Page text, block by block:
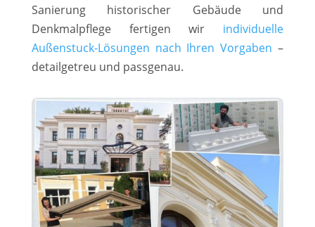
Sanierung historischer Gebäude und
Denkmalpflege fertigen wir individuelle
Außenstuck-Lösungen nach Ihren Vorgaben –
detailgetreu und passgenau.